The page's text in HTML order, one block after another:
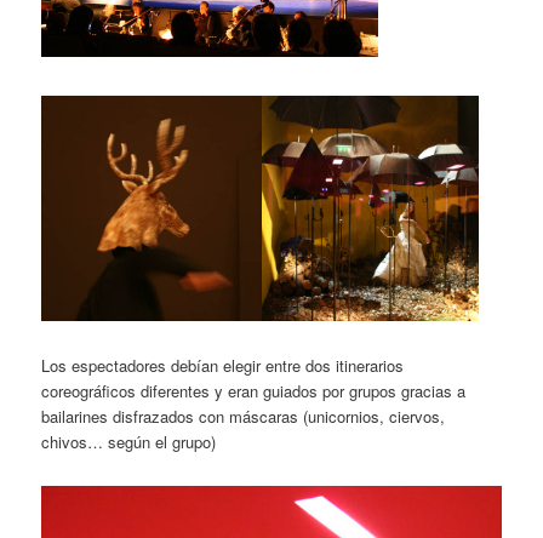
Los espectadores debían elegir entre dos itinerarios
coreográficos diferentes y eran guiados por grupos gracias a
bailarines disfrazados con máscaras (unicornios, ciervos,
chivos… según el grupo)